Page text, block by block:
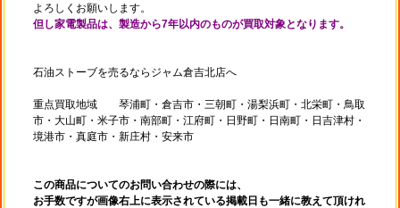
よろしくお願いします。
但し家電製品は、製造から7年以内のものが買取対象となります。
石油ストーブを売るならジャム倉吉北店へ
重点買取地域 琴浦町・倉吉市・三朝町・湯梨浜町・北栄町・鳥取
市・大山町・米子市・南部町・江府町・日野町・日南町・日吉津村・
境港市・真庭市・新庄村・安来市
この商品についてのお問い合わせの際には、
お手数ですが画像右上に表示されている掲載日も一緒に教えて頂けれ